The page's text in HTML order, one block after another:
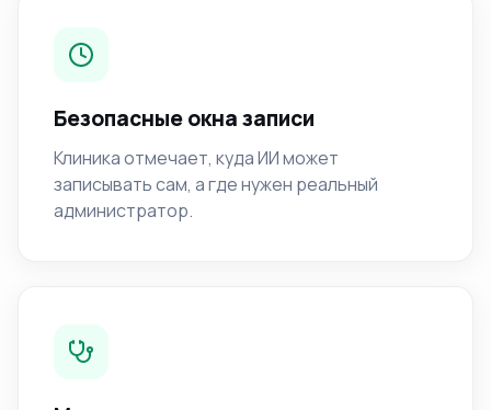
Безопасные окна записи
Клиника отмечает, куда ИИ может
записывать сам, а где нужен реальный
администратор.